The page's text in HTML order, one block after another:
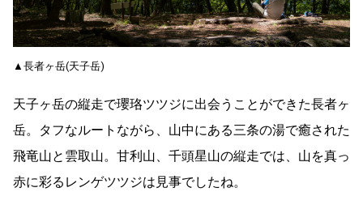
▲長者ヶ岳(天子岳)
天子ヶ岳の縦走で瓔珞ツツジに出会うことができた長者ヶ
岳。タフなルートながら、山中にある三条の湯で癒された
飛竜山と雲取山。甘利山、千頭星山の縦走では、山を真っ
赤に彩るレンゲツツジは見事でしたね。